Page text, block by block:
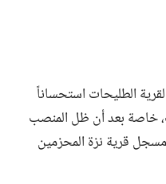
الطليحات استحساناً
خاصة بعد أن ظل المنصب
قرية نزة المحزمين